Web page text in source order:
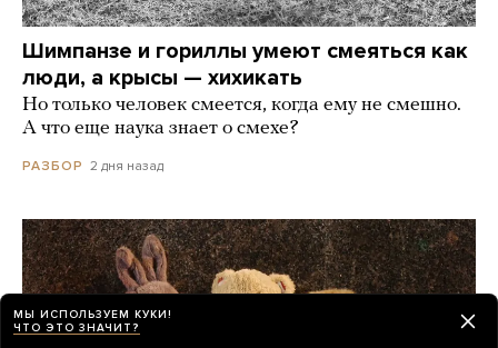
Шимпанзе и гориллы умеют смеяться как
люди, а крысы — хихикать
Но только человек смеется, когда ему не смешно.
А что еще наука знает о смехе?
РАЗБОР 2 дня назад
МЫ ИСПОЛЬЗУЕМ КУКИ!
ЧТО ЭТО ЗНАЧИТ?